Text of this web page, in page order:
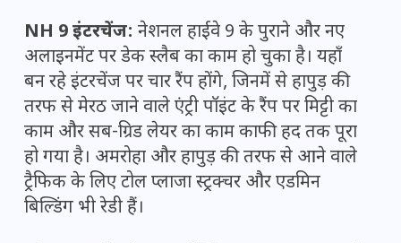
NH 9 इंटरचेंज: नेशनल हाईवे 9 के पुराने और नए
अलाइनमेंट पर डेक स्लैब का काम हो चुका है। यहाँ
बन रहे इंटरचेंज पर चार रैंप होंगे, जिनमें से हापुड़ की
तरफ से मेरठ जाने वाले एंट्री पॉइंट के रैंप पर मिट्टी का
काम और सब-ग्रिड लेयर का काम काफी हद तक पूरा
हो गया है। अमरोहा और हापुड़ की तरफ से आने वाले
ट्रैफिक के लिए टोल प्लाजा स्ट्रक्चर और एडमिन
बिल्डिंग भी रेडी हैं।